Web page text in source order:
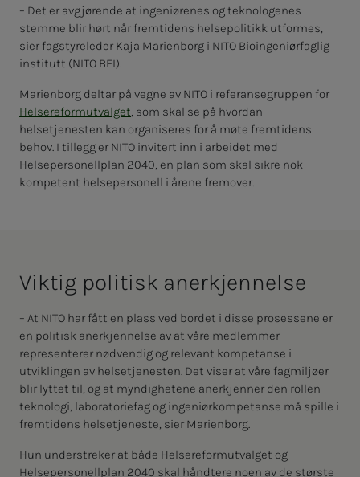
– Det er avgjørende at ingeniørenes og teknologenes
stemme blir hørt når fremtidens helsepolitikk utformes,
sier fagstyreleder Kaja Marienborg i NITO Bioingeniørfaglig
institutt (NITO BFI).
Marienborg deltar på vegne av NITO i referansegruppen for
Helsereformutvalget, som skal se på hvordan
helsetjenesten kan organiseres for å møte fremtidens
behov. I tillegg er NITO invitert inn i arbeidet med
Helsepersonellplan 2040, en plan som skal sikre nok
kompetent helsepersonell i årene fremover.
Vik­­­tig po­­­li­­­tisk an­er­kjen­­­nel­­­se
– At NITO har fått en plass ved bordet i disse prosessene er
en politisk anerkjennelse av at våre medlemmer
representerer nødvendig og relevant kompetanse i
utviklingen av helsetjenesten. Det viser at våre fagmiljøer
blir lyttet til, og at myndighetene anerkjenner den rollen
teknologi, laboratoriefag og ingeniørkompetanse må spille i
fremtidens helsetjeneste, sier Marienborg.
Hun understreker at både Helsereformutvalget og
Helsepersonellplan 2040 skal håndtere noen av de største